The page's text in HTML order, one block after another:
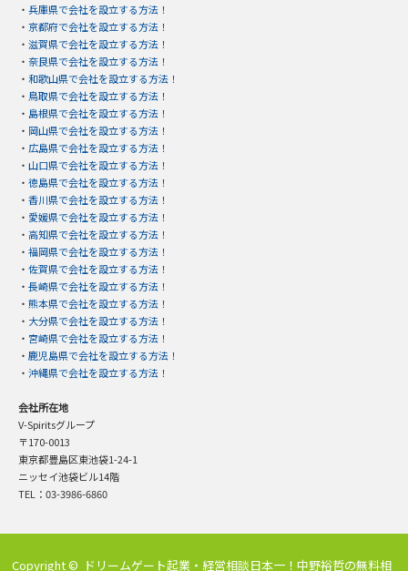
・ 兵庫県で会社を設立する方法！
・ 京都府で会社を設立する方法！
・ 滋賀県で会社を設立する方法！
・ 奈良県で会社を設立する方法！
・ 和歌山県で会社を設立する方法！
・ 鳥取県で会社を設立する方法！
・ 島根県で会社を設立する方法！
・ 岡山県で会社を設立する方法！
・ 広島県で会社を設立する方法！
・ 山口県で会社を設立する方法！
・ 徳島県で会社を設立する方法！
・ 香川県で会社を設立する方法！
・ 愛媛県で会社を設立する方法！
・ 高知県で会社を設立する方法！
・ 福岡県で会社を設立する方法！
・ 佐賀県で会社を設立する方法！
・ 長崎県で会社を設立する方法！
・ 熊本県で会社を設立する方法！
・ 大分県で会社を設立する方法！
・ 宮崎県で会社を設立する方法！
・ 鹿児島県で会社を設立する方法！
・ 沖縄県で会社を設立する方法！
会社所在地
V-Spiritsグループ
〒170-0013
東京都豊島区東池袋1-24-1
ニッセイ池袋ビル14階
TEL：03-3986-6860
Copyright © ドリームゲート起業・経営相談日本一！中野裕哲の無料相